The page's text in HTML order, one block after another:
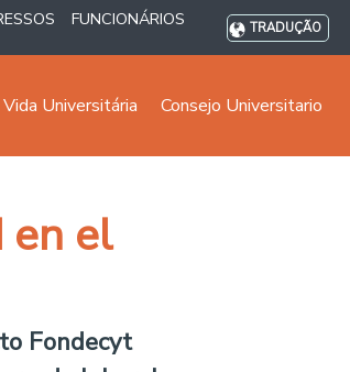
FUNCIONÁRIOS TRADUÇÃO
Vida Universitária Consejo Universitario
en el
Fondecyt